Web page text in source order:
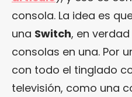
consola. La idea es
una Switch, en
consolas en una. Por
con todo el tinglado
televisión, como una